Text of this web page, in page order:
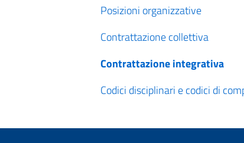
Posizioni organizzative
Contrattazione collettiva
Contrattazione integrativa
Codici disciplinari e codici di